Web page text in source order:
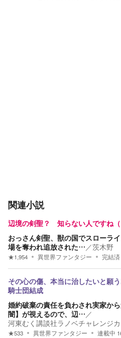
関連小説
辺境の剣聖？ 知らない人ですね（
おっさん剣聖、獣の国でスローラ
場を奪われ追放された… ／茨木野
★1,954 異世界ファンタジー 完結済
その心の傷、本当に治したいと願
騎士団結成
婚約破棄の責任を負わされ実家か
闇】が視えるので、辺… ／
河東むく講談社ラノベチャレンジ
★533 異世界ファンタジー 連載中